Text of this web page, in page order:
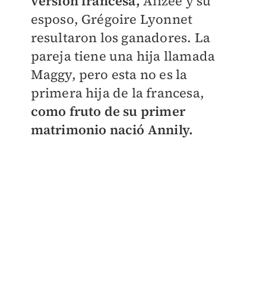
esposo, Grégoire Lyonnet
resultaron los ganadores. La
pareja tiene una hija llamada
Maggy, pero esta no es la
primera hija de la francesa,
como fruto de su primer
matrimonio nació Annily.